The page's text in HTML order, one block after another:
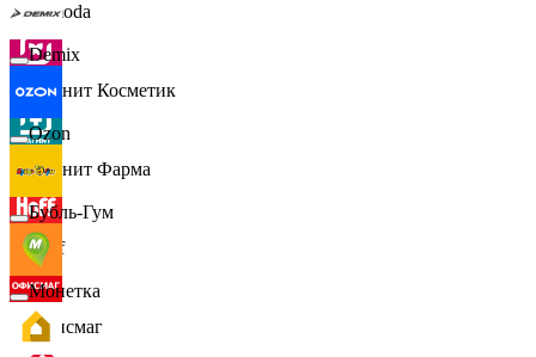
Lamoda
Магнит Косметик
Магнит Фарма
Hoff
Офисмаг
Demix
Ozon
Бубль-Гум
Монетка